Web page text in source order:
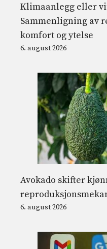
Klimaanlegg eller
Sammenligning av
komfort og ytelse
6. august 2026
Avokado skifter
6. august 2026